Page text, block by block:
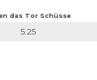
das Tor Schüsse
5.25